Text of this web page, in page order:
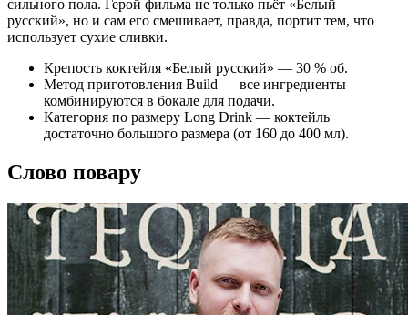
сильного пола. Герой фильма не только пьёт «Белый
русский», но и сам его смешивает, правда, портит тем, что
использует сухие сливки.
Крепость коктейля «Белый русский» — 30 % об.
Метод приготовления Build — все ингредиенты
комбинируются в бокале для подачи.
Категория по размеру Long Drink — коктейль
достаточно большого размера (от 160 до 400 мл).
Слово повару